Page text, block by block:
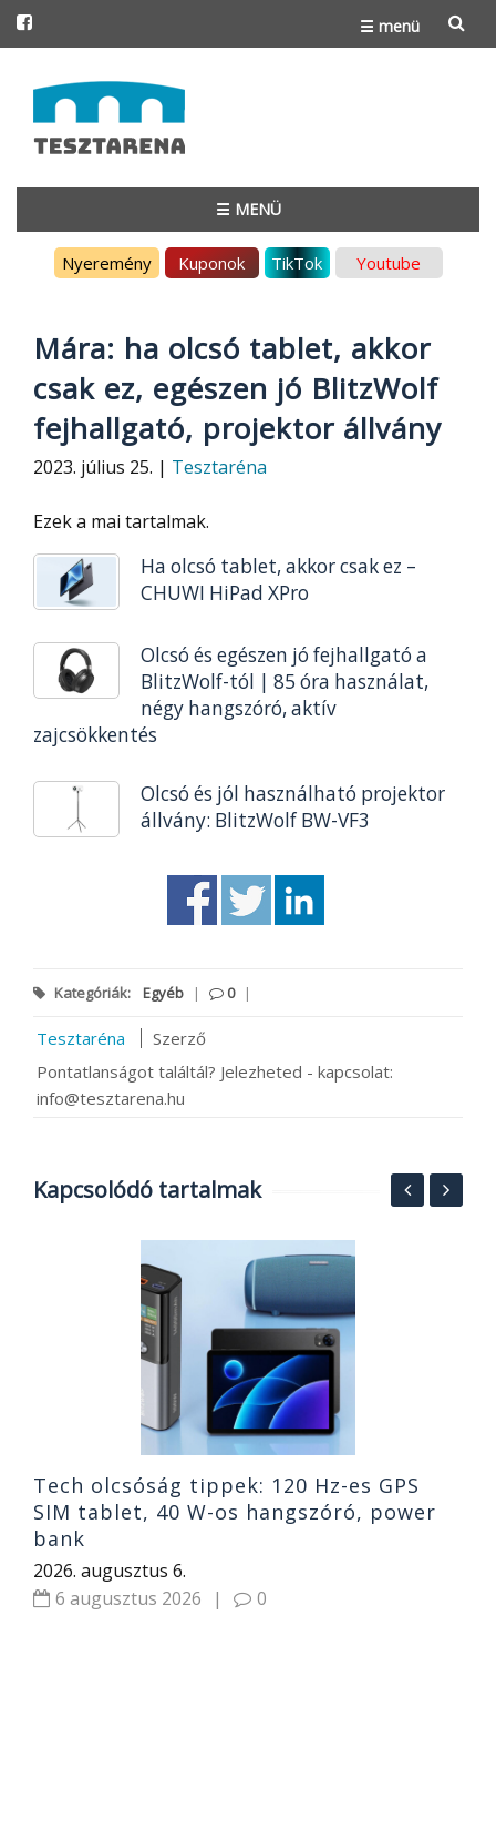
☰ menü
to
content
☰ MENÜ
Nyeremény Kuponok TikTok Youtube
Mára: ha olcsó tablet, akkor
csak ez, egészen jó BlitzWolf
fejhallgató, projektor állvány
2023. július 25. | Tesztaréna
Ezek a mai tartalmak.
Ha olcsó tablet, akkor csak ez –
CHUWI HiPad XPro
Olcsó és egészen jó fejhallgató a
BlitzWolf-tól | 85 óra használat,
négy hangszóró, aktív
zajcsökkentés
Olcsó és jól használható projektor
állvány: BlitzWolf BW-VF3
Kategóriák: Egyéb | 0 |
Tesztaréna
Szerző
Pontatlanságot találtál? Jelezheted - kapcsolat:
info@tesztarena.hu
Kapcsolódó tartalmak
Tech olcsóság tippek: 120 Hz-es GPS
SIM tablet, 40 W-os hangszóró, power
bank
2026. augusztus 6.
6 augusztus 2026
| 0